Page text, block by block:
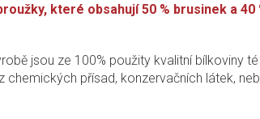
které obsahují 50 % brusinek a 40
jsou ze 100% použity kvalitní bílkoviny
přísad, konzervačních látek,